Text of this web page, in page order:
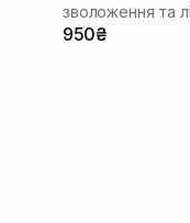
зволоження та
950₴